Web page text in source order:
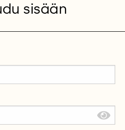
sisään